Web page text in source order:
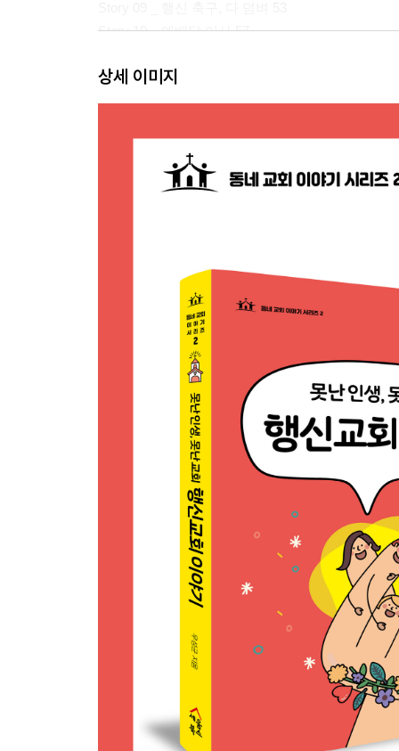
Story 10 _ 예배당 이사 57
Story 12 _ 아내의 등 66
Story 13 _ 심방받는 전도사 71
Story 16 _ 집과 같은 교회 83
Story 17 _ 사람이 교회다 87
Story 19 _ 기도하는 소년 96
Story 20 _ 새끼 괴물 100
Story 21 _ 영적 실세 103
Story 22 _ 자기기만적 신앙 107
Story 23 _ 명분과 열정의 폭력 111
Story 24 _ 익숙함과의 결별 116
Story 25 _ 헌금의 심리학 122
Story 26 _ 젊은 날의 아픔 126
Story 27 _ 할머니의 교회 신앙 130
Story 28 _ 예배당? 연애당! 134
Story 29 _ 노동의 영성 139
Story 30 _ 진리를 찾아서_ 교단 탐험기 144
Story 31 _ 책임지는 신앙 164
Story 32 _ 이사, 짜장면, 상념 169
Part 03 못난 목사
Story 33 _ 소명의 족한 기쁨 _ 목사안수식 174
Story 36 _ 보통 사람 185
상세 이미지